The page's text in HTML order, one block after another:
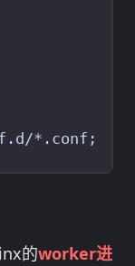
*.conf
;
的worker进